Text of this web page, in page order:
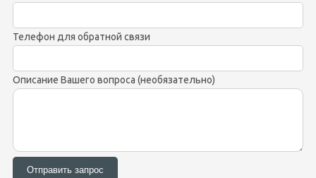
Телефон для обратной связи
Описание Вашего вопроса (необязательно)